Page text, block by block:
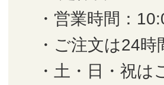
・営業時間：
・ご注文は24
・土・日・祝